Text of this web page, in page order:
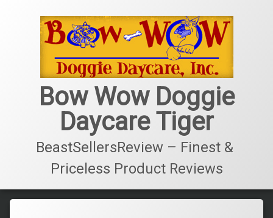
Bow Wow Doggie
Daycare Tiger
BeastSellersReview – Finest &
Priceless Product Reviews